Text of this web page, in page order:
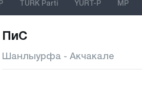
TURK Parti YURT-P MP
ПиС
Шанлыурфа - Акчакале